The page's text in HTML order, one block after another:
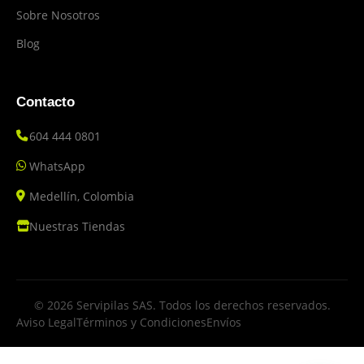
Sobre Nosotros
Blog
Contacto
604 444 0801
WhatsApp
Medellín, Colombia
Nuestras Tiendas
© 2026 Servipilas SAS. Todos los derechos reservados.
Aviso LegalTérminos y CondicionesEnvíos